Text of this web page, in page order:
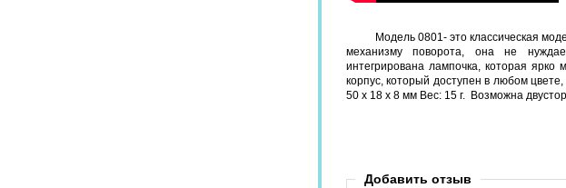
Модель 0801- это классическая
механизму поворота, она не
интегрирована лампочка, которая
корпус, который доступен в любом
50 x 18 x 8 мм Вес: 15 г. Возможна
Добавить отзыв